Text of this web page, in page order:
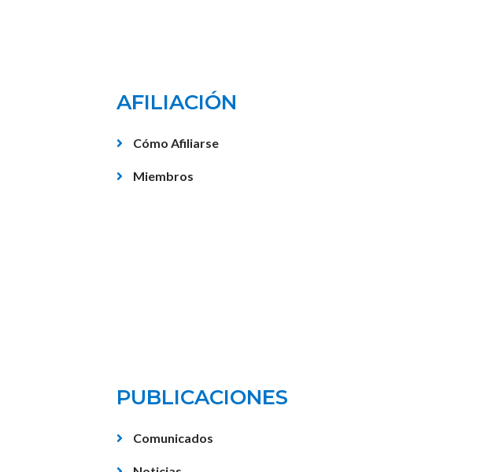
AFILIACIÓN
Cómo Afiliarse
Miembros
PUBLICACIONES
Comunicados